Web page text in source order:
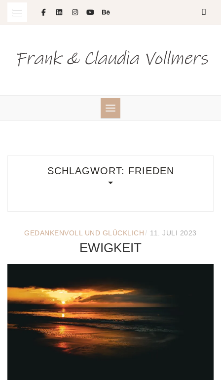
SCHLAGWORT: FRIEDEN
GEDANKENVOLL UND GLÜCKLICH / 11. JULI 2023
EWIGKEIT